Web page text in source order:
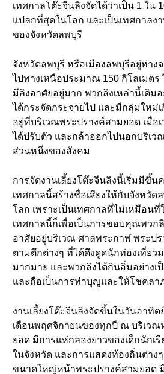
เทศกาลโต๊ะจีนลิงจัดได้ว่าเป็น 1 ใน
แปลกที่สุดในโลก และเป็นเทศกาล
ของจังหวัดลพบุรี
จังหวัดลพบุรี หรือเมืองลพบุรีอยู่ห่าง
ไปทางเหนือประมาณ 150 กิโลเมตร
มีลิงอาศัยอยู่มาก พวกลิงเหล่านี้เดิม
ได้กระจัดกระจายไป และมีกลุ่มใหม่
อยู่ที่บริเวณพระปรางค์สามยอด เมื่อ
ได้ปรับตัว และกล้าออกไปนอกบริเว
ส่วนหนึ่งของสังคม
การจัดงานเลี้ยงโต๊ะจีนลิงนี้เริ่มมีขึ้น
เทศกาลนี้สร้างชื่อเสียงให้กับจังหวัด
โลก เพราะเป็นเทศกาลที่ไม่เหมือนที่
เทศกาลนี้ก็เพื่อเป็นการขอบคุณพวกลิ
อาศัยอยู่บริเวณ ศาลพระกาฬ พระป
ตามตึกต่างๆ ที่ได้ดึงดูดนักท่องเที่ยว
มากมาย และพวกลิงได้กินอิ่มอย่างเ
และถือเป็นการทำบุญและให้โชคลา
งานเลี้ยงโต๊ะจีนลิงจัดขึ้นในวันอาทิ
เดือนพฤศจิกายนของทุกปี ณ บริเวณ
ยอด มีการแห่กลองยาวของเด็กนักเ
ในจังหวัด และการแสดงท้องถิ่นต่าง
ขนาดใหญ่หน้าพระปรางค์สามยอด